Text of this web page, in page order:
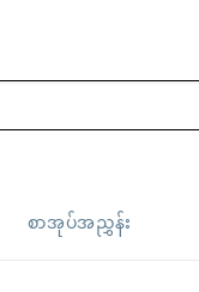
စာအုပ်အညွှန်း